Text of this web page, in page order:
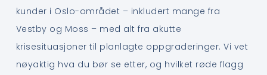
kunder i Oslo-området – inkludert mange fra
Vestby og Moss – med alt fra akutte
krisesituasjoner til planlagte oppgraderinger. Vi vet
nøyaktig hva du bør se etter, og hvilket røde flagg